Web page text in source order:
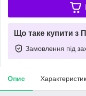
Що таке купити з
Замовлення під
Опис